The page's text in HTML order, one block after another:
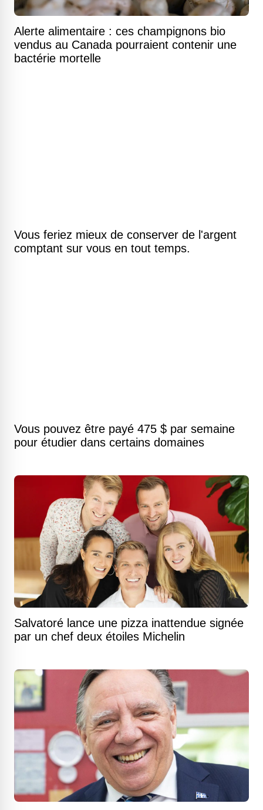
Alerte alimentaire : ces champignons bio
vendus au Canada pourraient contenir une
bactérie mortelle
Vous feriez mieux de conserver de l'argent
comptant sur vous en tout temps.
Vous pouvez être payé 475 $ par semaine
pour étudier dans certains domaines
Salvatoré lance une pizza inattendue signée
par un chef deux étoiles Michelin